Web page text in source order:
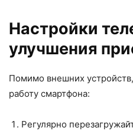
Настройки
улучшения
Помимо внешних
работу смартфона:
Регулярно